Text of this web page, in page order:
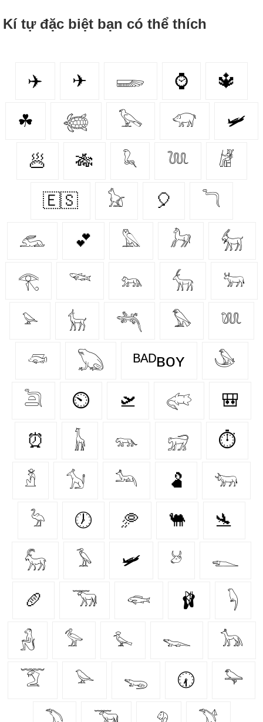
Kí tự đặc biệt bạn có thể thích
✈️ ✈ 𓆃 ⌚ 🔱
☘ 𓆉 𓅂 𓃟 🛩
🥟 🎋 𓆗 𓆙 𓁈
🇪🇸 𓃠 🎈 𓆓
𓃹 💕 𓅓 𓃗 𓃶
𓂀 𓆝 𓃬 𓃲 𓃽
𓅫 𓃴 𓆈 𓅃 𓆚
𓆛 𓆏 ᴮᴬᴰʙᴏʏ 𓅇
𓆖 ⏲ 🛫 𓅾 🎒
⏰ 𓃱 𓃮 𓃸 ⏱
𓁳 𓃩 𓃢 🫃 𓃓
𓅦 🕖 🥏 🐫 🛬
𓃵 𓅥 🛩️ 𓃾 𓆍
🥖 𓃝 𓆟 🩰 𓆐
𓃻 𓅞 𓅙 𓆊 𓃥
𓄆 𓅪 𓆌 🕢 𓅍